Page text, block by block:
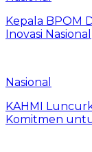
Kepala BPOM
Inovasi Nasional
Nasional
KAHMI
Komitmen